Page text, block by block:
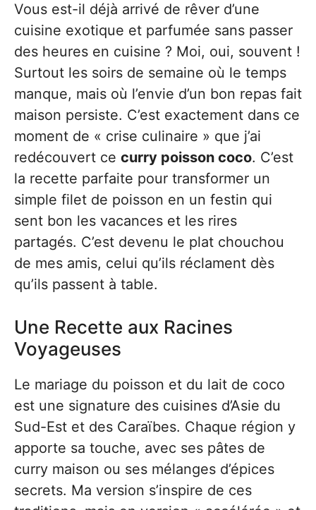
Vous est-il déjà arrivé de rêver d’une
cuisine exotique et parfumée sans passer
des heures en cuisine ? Moi, oui, souvent !
Surtout les soirs de semaine où le temps
manque, mais où l’envie d’un bon repas fait
maison persiste. C’est exactement dans ce
moment de « crise culinaire » que j’ai
redécouvert ce curry poisson coco. C’est
la recette parfaite pour transformer un
simple filet de poisson en un festin qui
sent bon les vacances et les rires
partagés. C’est devenu le plat chouchou
de mes amis, celui qu’ils réclament dès
qu’ils passent à table.
Une Recette aux Racines
Voyageuses
Le mariage du poisson et du lait de coco
est une signature des cuisines d’Asie du
Sud-Est et des Caraïbes. Chaque région y
apporte sa touche, avec ses pâtes de
curry maison ou ses mélanges d’épices
secrets. Ma version s’inspire de ces